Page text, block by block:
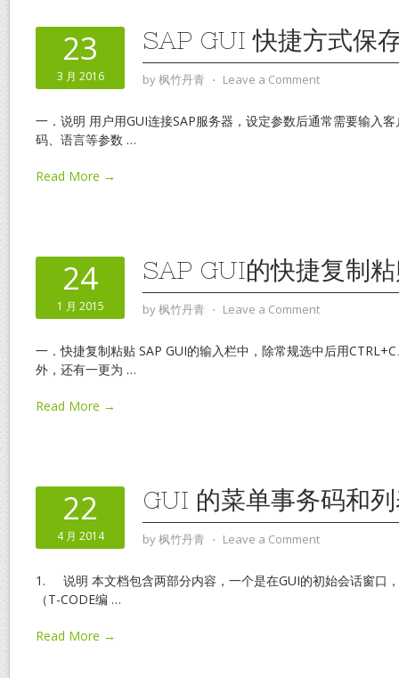
23
3 月 2016
SAP GUI 快捷方式保
by枫竹丹青 ⋅ Leave a Comment
一．说明 用户用GUI连接SAP服务器，设定参数后通常需要输入
码、语言等参数 …
Read More →
24
1 月 2015
SAP GUI的快捷复制
by枫竹丹青 ⋅ Leave a Comment
一．快捷复制粘贴 SAP GUI的输入栏中，除常规选中后用
外，还有一更为 …
Read More →
22
4 月 2014
GUI 的菜单事务码和
by枫竹丹青 ⋅ Leave a Comment
1. 说明 本文档包含两部分内容，一个是在GUI的初始会话窗口
（T-CODE编 …
Read More →